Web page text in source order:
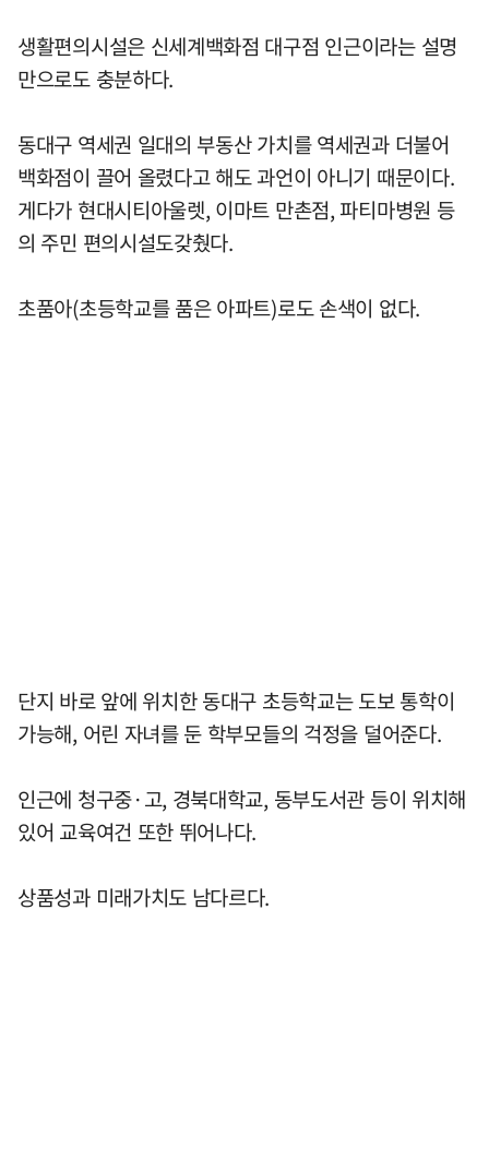
생활편의시설은 신세계백화점 대구점 인근이라는 설명
만으로도 충분하다.
동대구 역세권 일대의 부동산 가치를 역세권과 더불어
백화점이 끌어 올렸다고 해도 과언이 아니기 때문이다.
게다가 현대시티아울렛, 이마트 만촌점, 파티마병원 등
의 주민 편의시설도갖췄다.
초품아(초등학교를 품은 아파트)로도 손색이 없다.
단지 바로 앞에 위치한 동대구 초등학교는 도보 통학이
가능해, 어린 자녀를 둔 학부모들의 걱정을 덜어준다.
인근에 청구중·고, 경북대학교, 동부도서관 등이 위치해
있어 교육여건 또한 뛰어나다.
상품성과 미래가치도 남다르다.